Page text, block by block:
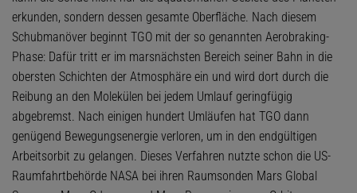
erkunden, sondern dessen gesamte Oberfläche. Nach diesem
Schubmanöver beginnt TGO mit der so genannten Aerobraking-
Phase: Dafür tritt er im marsnächsten Bereich seiner Bahn in die
obersten Schichten der Atmosphäre ein und wird dort durch die
Reibung an den Molekülen bei jedem Umlauf geringfügig
abgebremst. Nach einigen hundert Umläufen hat TGO dann
genügend Bewegungsenergie verloren, um in den endgültigen
Arbeitsorbit zu gelangen. Dieses Verfahren nutzte schon die US-
Raumfahrtbehörde NASA bei ihren Raumsonden Mars Global